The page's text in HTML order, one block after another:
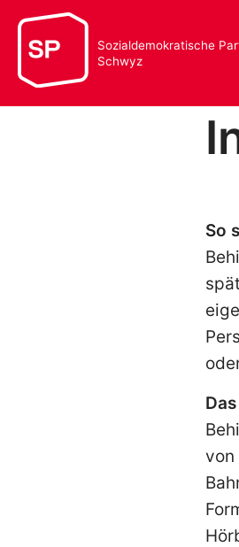
Sozialdemokratische
Schwyz
So
von